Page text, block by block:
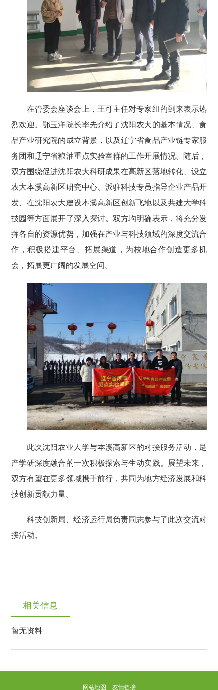
在管委会座谈会上，王可主任对专家组的到来表示热
烈欢迎。鄂玉洋院长率先介绍了沈阳农大的基本情况、食
品产业研究院的成立背景，以及辽宁省食品产业链专家服
务团和辽宁省粮油重点实验室群的工作开展情况。随后，
双方围绕促进沈阳农大科研成果在高新区落地转化、设立
农大本溪高新区研究中心、派驻科技专员指导企业产品开
发、在沈阳农大建设本溪高新区创新飞地以及共建大学科
技园等方面展开了深入探讨。双方均明确表示，将充分发
挥各自的资源优势，加强在产业与科技领域的深度交流合
作，积极搭建平台、拓展渠道，为校地合作创造更多机
会，拓展更广阔的发展空间。
此次沈阳农业大学与本溪高新区的对接服务活动，是
产学研深度融合的一次积极探索与生动实践。展望未来，
双方有望在更多领域携手前行，共同为地方经济发展和科
技创新贡献力量。
科技创新局、经济运行局负责同志参与了此次交流对
接活动。
相关信息
暂无资料
网站地图 友情链接